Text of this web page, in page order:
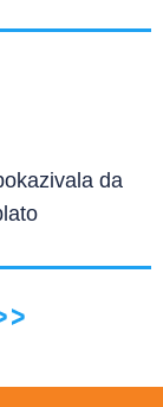
da